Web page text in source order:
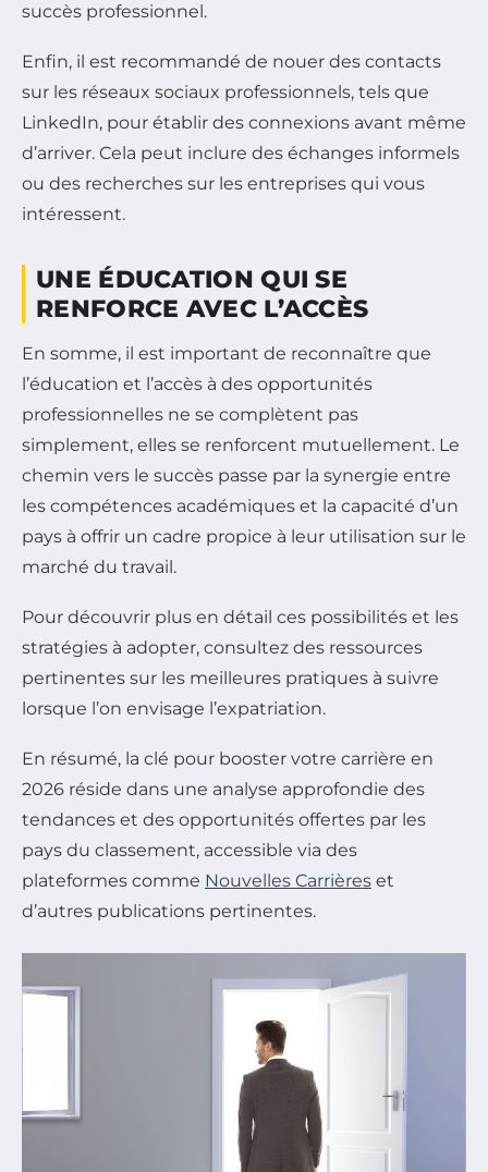
succès professionnel.
Enfin, il est recommandé de nouer des contacts
sur les réseaux sociaux professionnels, tels que
LinkedIn, pour établir des connexions avant même
d’arriver. Cela peut inclure des échanges informels
ou des recherches sur les entreprises qui vous
intéressent.
UNE ÉDUCATION QUI SE
RENFORCE AVEC L’ACCÈS
En somme, il est important de reconnaître que
l’éducation et l’accès à des opportunités
professionnelles ne se complètent pas
simplement, elles se renforcent mutuellement. Le
chemin vers le succès passe par la synergie entre
les compétences académiques et la capacité d’un
pays à offrir un cadre propice à leur utilisation sur le
marché du travail.
Pour découvrir plus en détail ces possibilités et les
stratégies à adopter, consultez des ressources
pertinentes sur les meilleures pratiques à suivre
lorsque l’on envisage l’expatriation.
En résumé, la clé pour booster votre carrière en
2026 réside dans une analyse approfondie des
tendances et des opportunités offertes par les
pays du classement, accessible via des
plateformes comme Nouvelles Carrières et
d’autres publications pertinentes.